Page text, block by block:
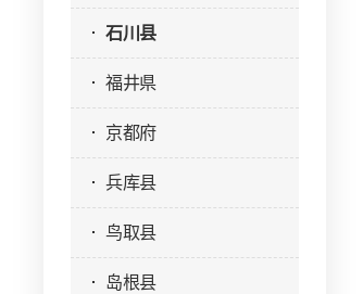
石川县
福井県
京都府
兵库县
鸟取县
岛根县